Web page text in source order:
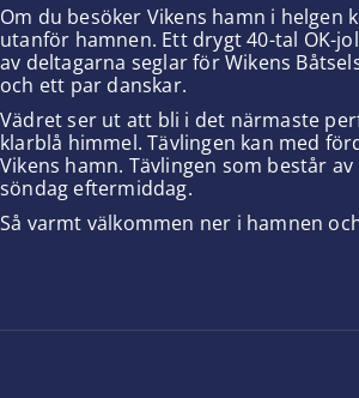
Om du besöker Vikens hamn i helgen
utanför hamnen. Ett drygt 40-tal OK-
av deltagarna seglar för Wikens
och ett par danskar.
Vädret ser ut att bli i det närmaste
klarblå himmel. Tävlingen kan med
Vikens hamn. Tävlingen som består
söndag eftermiddag.
Så varmt välkommen ner i hamnen